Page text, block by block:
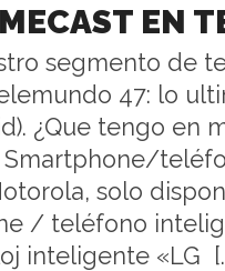
EN
segmento de
47: lo
¿Que tengo en
Smartphone/
solo
/ teléfono
inteligente «LG